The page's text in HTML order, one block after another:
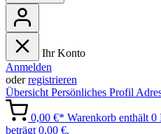
Ihr Konto
Anmelden
oderregistrieren
Übersicht Persönliches Profil
0,00 €* Warenkorb enthält 0
beträgt 0,00 €.